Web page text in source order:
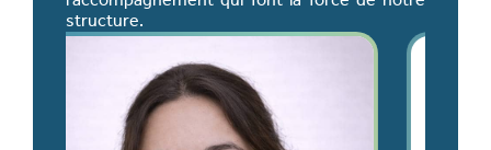
structure.